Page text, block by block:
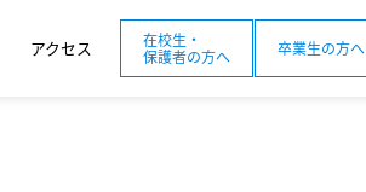
アクセス
在校生・
保護者の方へ
卒業生の方へ